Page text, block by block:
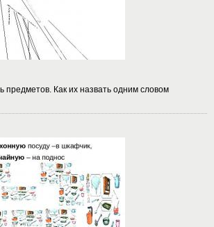
предметов. Как их назвать одним словом